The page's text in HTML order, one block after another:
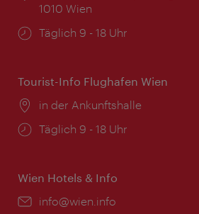
1010 Wien
Öffnungszeiten:
Täglich 9 - 18 Uhr
Tourist-Info Flughafen Wien
Ort:
in der Ankunftshalle
Öffnungszeiten:
Täglich 9 - 18 Uhr
Wien Hotels & Info
Email:
info@wien.info